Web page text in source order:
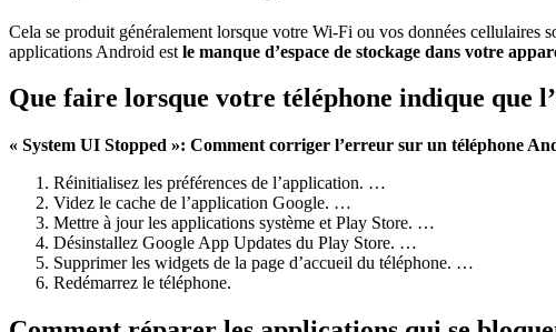
Cela se produit généralement lorsque votre Wi-Fi ou vos données cellulaires
applications Android est le manque d’espace de stockage dans votre
Que faire lorsque votre téléphone indique que
« System UI Stopped »: Comment corriger l’erreur sur un téléphone
Réinitialisez les préférences de l’application. …
Videz le cache de l’application Google. …
Mettre à jour les applications système et Play Store. …
Désinstallez Google App Updates du Play Store. …
Supprimer les widgets de la page d’accueil du téléphone. …
Redémarrez le téléphone.